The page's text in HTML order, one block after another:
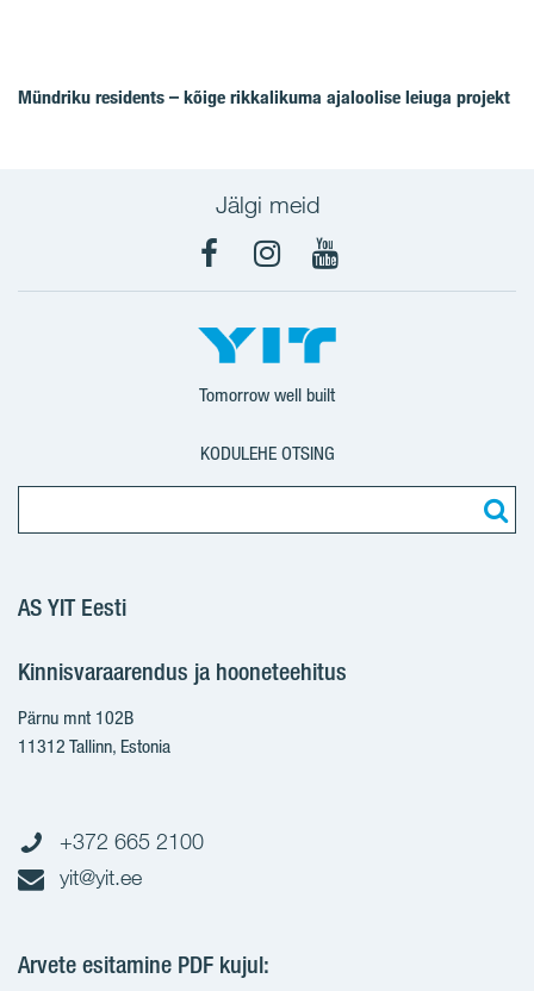
Mündriku residents – kõige rikkalikuma ajaloolise leiuga projekt
Jälgi meid
FacebookInstagram
YouTube
Tomorrow well built
KODULEHE OTSING
AS YIT Eesti
Kinnisvaraarendus ja hooneteehitus
Pärnu mnt 102B
11312 Tallinn, Estonia
+372 665 2100
yit@yit.ee
Arvete esitamine PDF kujul: